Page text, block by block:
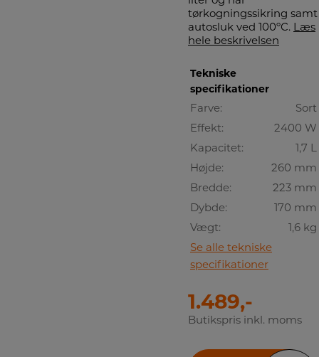
tørkogningssikring samt
autosluk ved 100ºC. Læs
hele beskrivelsen
Tekniske
specifikationer
Farve:
Sort
Effekt:
2400 W
Kapacitet:
1,7 L
Højde:
260 mm
Bredde:
223 mm
Dybde:
170 mm
Vægt:
1,6 kg
Se alle tekniske
specifikationer
1.489,-
Butikspris inkl. moms